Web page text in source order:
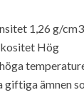
1,26 g/
Hög
giftiga ämnen